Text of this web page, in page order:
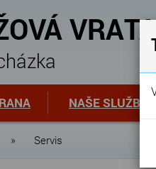
NAŠE SLUŽBY
» Servis